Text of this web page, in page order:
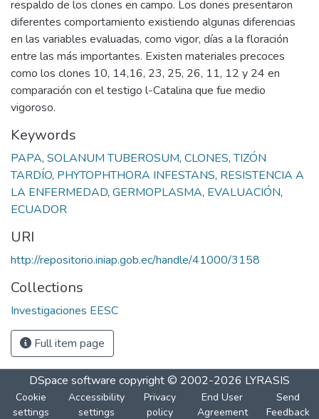
respaldo de los clones en campo. Los dones presentaron
diferentes comportamiento existiendo algunas diferencias
en las variables evaluadas, como vigor, días a la floración
entre las más importantes. Existen materiales precoces
como los clones 10, 14,16, 23, 25, 26, 11, 12 y 24 en
comparación con el testigo l-Catalina que fue medio
vigoroso.
Keywords
PAPA, SOLANUM TUBEROSUM, CLONES,TIZÓN
TARDÍO, PHYTOPHTHORA INFESTANS, RESISTENCIA A
LA ENFERMEDAD, GERMOPLASMA, EVALUACIÓN,
ECUADOR
URI
http://repositorio.iniap.gob.ec/handle/41000/3158
Collections
Investigaciones EESC
Full item page
DSpace software copyright © 2002-2026 LYRASIS
Cookie
settings
Accessibility
settings
Privacy
policy
End User
Agreement
Send
Feedback